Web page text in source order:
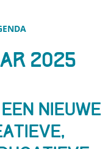
2025
nieuwe